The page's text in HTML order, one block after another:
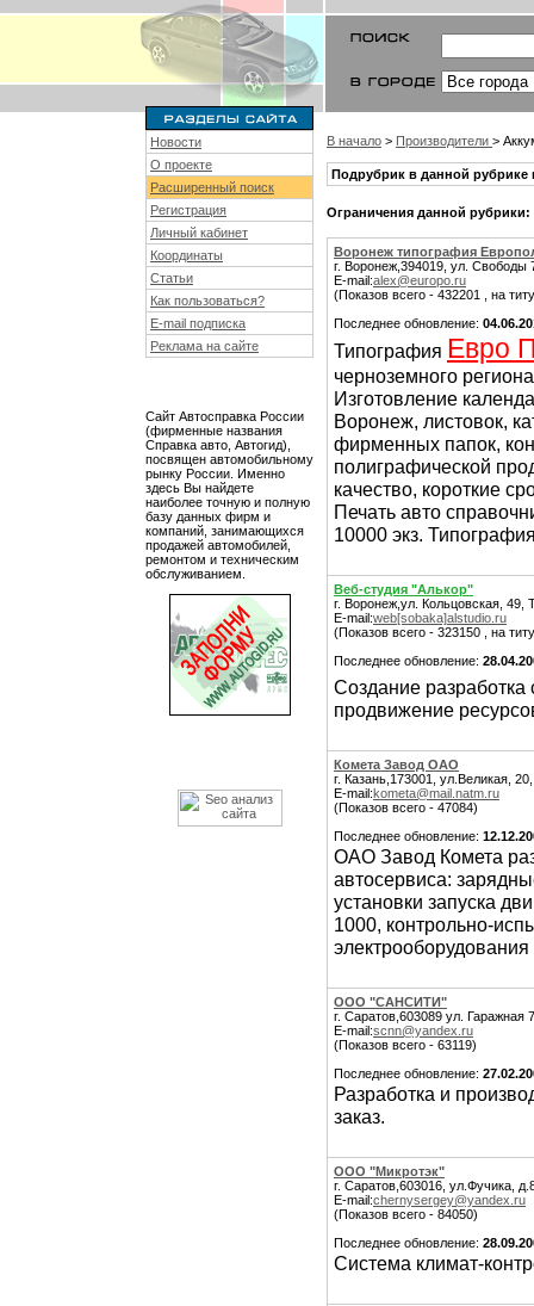
Новости
О проекте
Расширенный поиск
Регистрация
Личный кабинет
Координаты
Статьи
Как пользоваться?
E-mail подписка
Реклама на сайте
Сайт Автосправка России
(фирменные названия
Справка авто, Автогид),
посвящен автомобильному
рынку России. Именно
здесь Вы найдете
наиболее точную и полную
базу данных фирм и
компаний, занимающихся
продажей автомобилей,
ремонтом и техническим
обслуживанием.
В начало > Производители >
Подрубрик в данной рубрике
Ограничения данной рубрики:
Воронеж типография
г. Воронеж,394019, ул.
E-mail:alex@europo.ru
(Показов всего - 432201 , на
Последнее обновление:
Типография Евро
черноземного
Изготовление
Воронеж, листовок,
фирменных папок,
полиграфической
качество, короткие
Печать авто
10000 экз.
Веб-студия "Алькор"
г. Воронеж,ул. Кольцовская, 49,
E-mail:web[sobaka]alstudio.ru
(Показов всего - 323150 , на
Последнее обновление:
Создание разработка
продвижение
Комета Завод ОАО
г. Казань,173001, ул.Великая,
E-mail:kometa@mail.natm.ru
(Показов всего - 47084)
Последнее обновление:
ОАО Завод Комета
автосервиса:
установки запуска
1000, контрольно-
ООО "САНСИТИ"
г. Саратов,603089 ул.
E-mail:scnn@yandex.ru
(Показов всего - 63119)
Последнее обновление:
Разработка и
заказ.
ООО "Микротэк"
г. Саратов,603016, ул.Фучика,
E-mail:chernysergey@yandex.ru
(Показов всего - 84050)
Последнее обновление:
Система климат-